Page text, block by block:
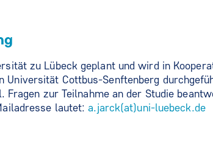
zu Lübeck geplant und wird in
Universität Cottbus-Senftenberg
zur Teilnahme an der Studie
lautet:a.jarck(at)uni-luebeck.de